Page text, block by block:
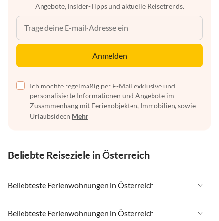
Angebote, Insider-Tipps und aktuelle Reisetrends.
Anmelden
Ich möchte regelmäßig per E-Mail exklusive und
personalisierte Informationen und Angebote im
Zusammenhang mit Ferienobjekten, Immobilien, sowie
Urlaubsideen Mehr
Beliebte Reiseziele in Österreich
Beliebteste Ferienwohnungen in Österreich
Ferienwohnungen in Österreich
Beliebteste Ferienwohnungen in Österreich